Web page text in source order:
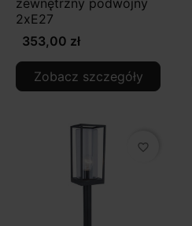
2xE27
353,00 zł
Zobacz szczegóły
favorite_border